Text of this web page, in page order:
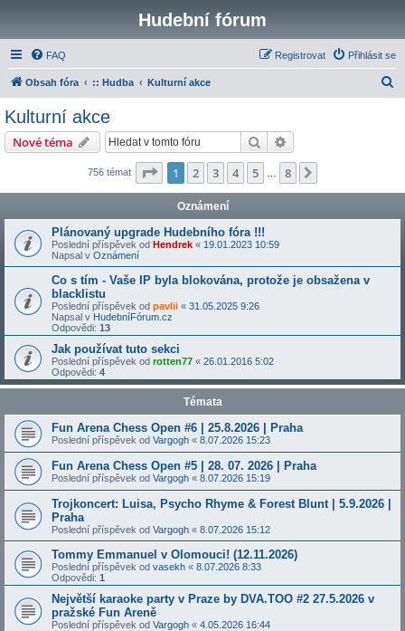
Hudební fórum
FAQ Přihlásit se
Registrovat
Obsah fóra :: Hudba Kulturní akce
Kulturní akce
Nové téma Hledat
756 témat Stránka z
1 2 3 4 5 8
Oznámení
Plánovaný upgrade Hudebního fóra !!!
Poslední příspěvek od Hendrek « 19.01.2023 10:59
Napsal v Oznámení
Co s tím - Vaše IP byla blokována, protože je obsažena v
blacklistu
Poslední příspěvek od pavlii « 31.05.2025 9:26
Napsal v HudebníFórum.cz
Odpovědi: 13
Jak používat tuto sekci
Poslední příspěvek od rotten77 « 26.01.2016 5:02
Odpovědi: 4
Témata
Fun Arena Chess Open #6 | 25.8.2026 | Praha
Poslední příspěvek od Vargogh « 8.07.2026 15:23
Fun Arena Chess Open #5 | 28. 07. 2026 | Praha
Poslední příspěvek od Vargogh « 8.07.2026 15:19
Trojkoncert: Luisa, Psycho Rhyme & Forest Blunt | 5.9.2026 |
Praha
Poslední příspěvek od Vargogh « 8.07.2026 15:12
Tommy Emmanuel v Olomouci! (12.11.2026)
Poslední příspěvek od vasekh « 8.07.2026 8:33
Odpovědi: 1
Největší karaoke party v Praze by DVA.TOO #2 27.5.2026 v
pražské Fun Areně
Poslední příspěvek od Vargogh « 4.05.2026 16:44